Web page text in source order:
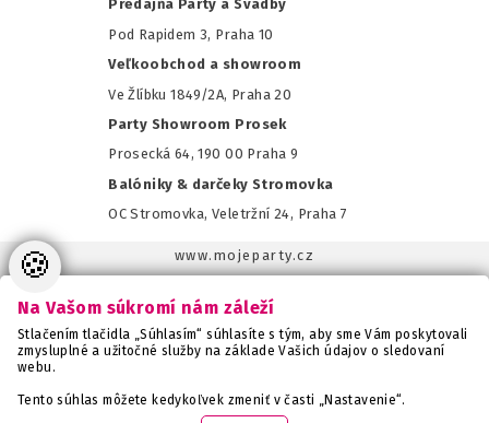
Predajňa Party a Svadby
Pod Rapidem 3, Praha 10
Veľkoobchod a showroom
Ve Žlíbku 1849/2A, Praha 20
Party Showroom Prosek
Prosecká 64, 190 00 Praha 9
Balóniky & darčeky Stromovka
OC Stromovka, Veletržní 24, Praha 7
www.mojeparty.cz
www.svatebnivyzdoba.cz
www.detskaparty.cz
www.potiskbalonku.cz
🍪
Na Vašom súkromí nám záleží
Stlačením tlačidla „Súhlasím“ súhlasíte s tým, aby sme Vám poskytovali
zmysluplné a užitočné služby na základe Vašich údajov o sledovaní
webu.
Tento súhlas môžete kedykoľvek zmeniť v časti „Nastavenie“.